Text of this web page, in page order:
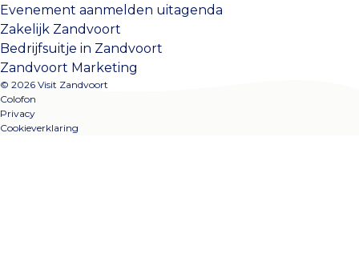
Evenement aanmelden uitagenda
Zakelijk Zandvoort
Bedrijfsuitje in Zandvoort
Zandvoort Marketing
© 2026 Visit Zandvoort
Colofon
Privacy
Cookieverklaring